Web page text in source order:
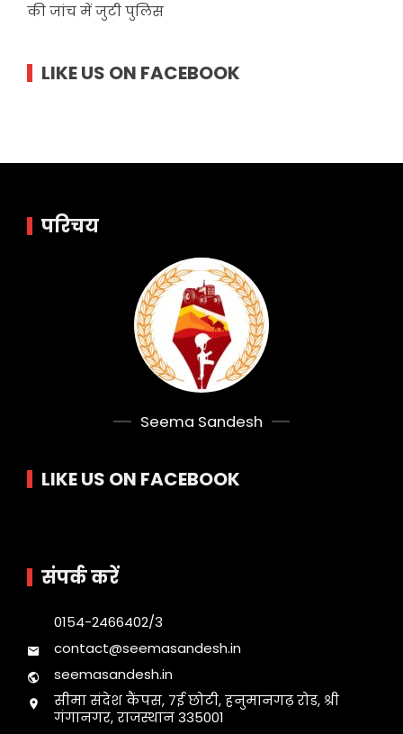
की जांच में जुटी पुलिस
LIKE US ON FACEBOOK
परिचय
Seema Sandesh
LIKE US ON FACEBOOK
संपर्क करें
0154-2466402/3
contact@seemasandesh.in
seemasandesh.in
सीमा संदेश कैंपस, 7ई छोटी, हनुमानगढ़ रोड, श्री
गंगानगर, राजस्थान 335001